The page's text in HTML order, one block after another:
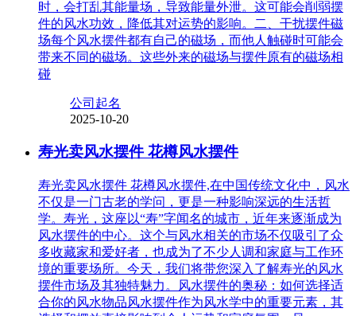
时，会打乱其能量场，导致能量外泄。这可能会削弱摆
件的风水功效，降低其对运势的影响。二、干扰摆件磁
场每个风水摆件都有自己的磁场，而他人触碰时可能会
带来不同的磁场。这些外来的磁场与摆件原有的磁场相
碰
公司起名
2025-10-20
寿光卖风水摆件 花樽风水摆件
寿光卖风水摆件 花樽风水摆件,在中国传统文化中，风水
不仅是一门古老的学问，更是一种影响深远的生活哲
学。寿光，这座以“寿”字闻名的城市，近年来逐渐成为
风水摆件的中心。这个与风水相关的市场不仅吸引了众
多收藏家和爱好者，也成为了不少人调和家庭与工作环
境的重要场所。今天，我们将带您深入了解寿光的风水
摆件市场及其独特魅力。风水摆件的奥秘：如何选择适
合你的风水物品风水摆件作为风水学中的重要元素，其